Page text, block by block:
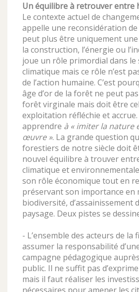
Un équilibre à retrouver entre
Le contexte actuel de
appelle une reconsidération
peut plus être uniquement
la construction, l’énergie ou
joue un rôle primordial dans le
climatique mais ce rôle n’est
de l’action humaine. C’est
âge d’or de la forêt ne peut
forêt virginale mais doit être
exploitation réfléchie et
apprendre à « imiter la nature
œuvre ». La grande question
forestiers de notre siècle doit
nouvel équilibre à trouver
climatique et
son rôle économique tout en
préservant son importance en
biodiversité, d’assainissement
paysage. Deux pistes se
- L’ensemble des acteurs de la
assumer la responsabilité
campagne pédagogique
public. Il ne suffit pas
mais il faut réaliser les